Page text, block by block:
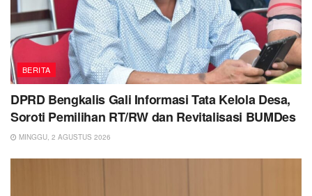
BERITA
DPRD Bengkalis Gali Informasi Tata Kelola Desa,
Soroti Pemilihan RT/RW dan Revitalisasi BUMDes
MINGGU, 2 AGUSTUS 2026